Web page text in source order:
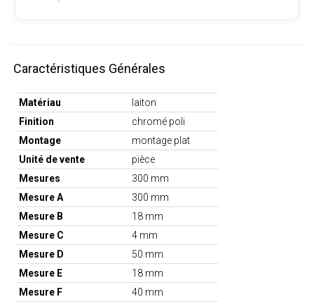
Caractéristiques Générales
Matériau
laiton
Finition
chromé poli
Montage
montage plat
Unité de vente
pièce
Mesures
300 mm
Mesure A
300 mm
Mesure B
18 mm
Mesure C
4 mm
Mesure D
50 mm
Mesure E
18 mm
Mesure F
40 mm